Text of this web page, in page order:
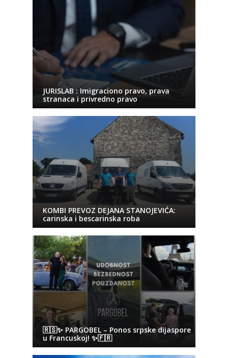
JURISLAB : Imigraciono pravo, prava
stranaca i privredno pravo
KOMBI PREVOZ DEJANA STANOJEVIĆA:
carinska i bescarinska roba
🇷🇸✨ PARGOBEL – Ponos srpske dijaspore
u Francuskoj! ✨🇫🇷